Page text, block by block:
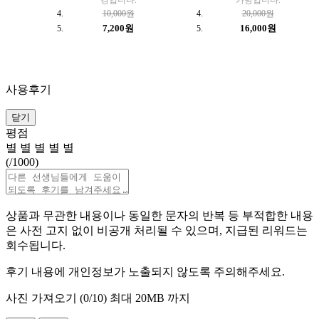
10,000원
7,200원
20,000원
16,000원
사용후기
닫기
평점
별 별 별 별 별
(/1000)
상품과 무관한 내용이나 동일한 문자의 반복 등 부적합한 내용
은 사전 고지 없이 비공개 처리될 수 있으며, 지급된 리워드는
회수됩니다.
후기 내용에 개인정보가 노출되지 않도록 주의해주세요.
사진 가져오기 (0/10) 최대 20MB 까지